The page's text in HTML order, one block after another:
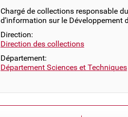
Chargé de collections responsable
d’information sur le Développement
Direction:
Direction des collections
Département:
Département Sciences et Techniques